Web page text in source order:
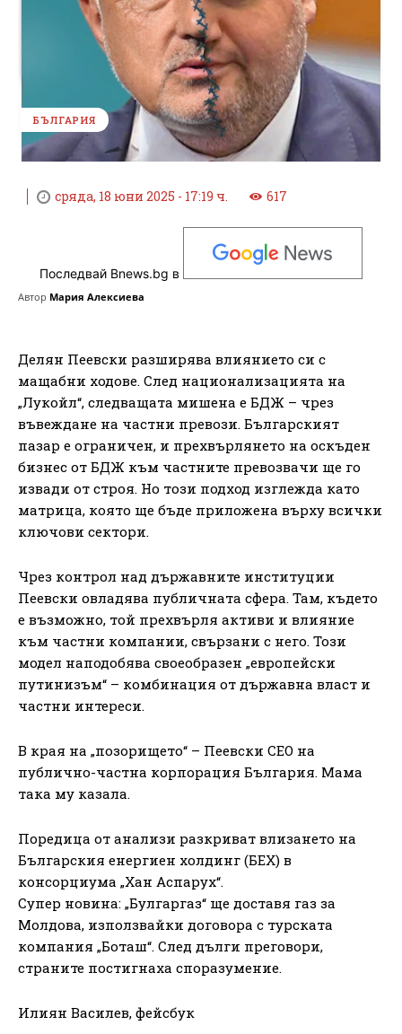
БЪЛГАРИЯ
сряда, 18 юни 2025 - 17:19 ч. 617
Последвай Bnews.bg в
Автор Мария Алексиева
Делян Пеевски разширява влиянието си с
мащабни ходове. След национализацията на
„Лукойл“, следващата мишена е БДЖ – чрез
въвеждане на частни превози. Българският
пазар е ограничен, и прехвърлянето на оскъден
бизнес от БДЖ към частните превозвачи ще го
извади от строя. Но този подход изглежда като
матрица, която ще бъде приложена върху всички
ключови сектори.
Чрез контрол над държавните институции
Пеевски овладява публичната сфера. Там, където
е възможно, той прехвърля активи и влияние
към частни компании, свързани с него. Този
модел наподобява своеобразен „европейски
путинизъм“ – комбинация от държавна власт и
частни интереси.
В края на „позорището“ – Пеевски СЕО на
публично-частна корпорация България. Мама
така му казала.
Поредица от анализи разкриват влизането на
Българския енергиен холдинг (БЕХ) в
консорциума „Хан Аспарух“.
Супер новина: „Булгаргаз“ ще доставя газ за
Молдова, използвайки договора с турската
компания „Боташ“. След дълги преговори,
страните постигнаха споразумение.
Илиян Василев, фейсбук